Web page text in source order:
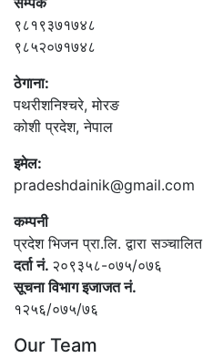
९८१९३७१७४८
९८५२०७१७४८
ठेगाना:
पथरीशनिश्‍चरे, मोरङ
कोशी प्रदेश, नेपाल
इमेल:
pradeshdainik@gmail.com
कम्पनी
प्रदेश भिजन प्रा.लि. द्वारा सञ्‍चालित
दर्ता नं. २०९३५८-०७५/०७६
सूचना विभाग इजाजत नं.
१२५६/०७५/७६
Our Team